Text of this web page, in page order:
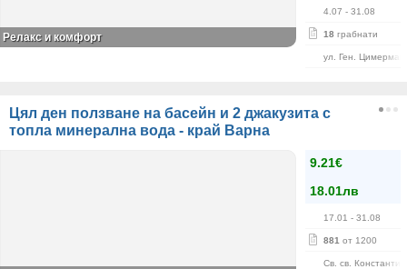
4.07 - 31.08
18 грабнати
ул. Ген. Цимерман
Релакс и комфорт
Цял ден ползване на басейн и 2 джакузита с
топла минерална вода - край Варна
9.21€
18.01лв
17.01 - 31.08
881 от 1200
Св. св.